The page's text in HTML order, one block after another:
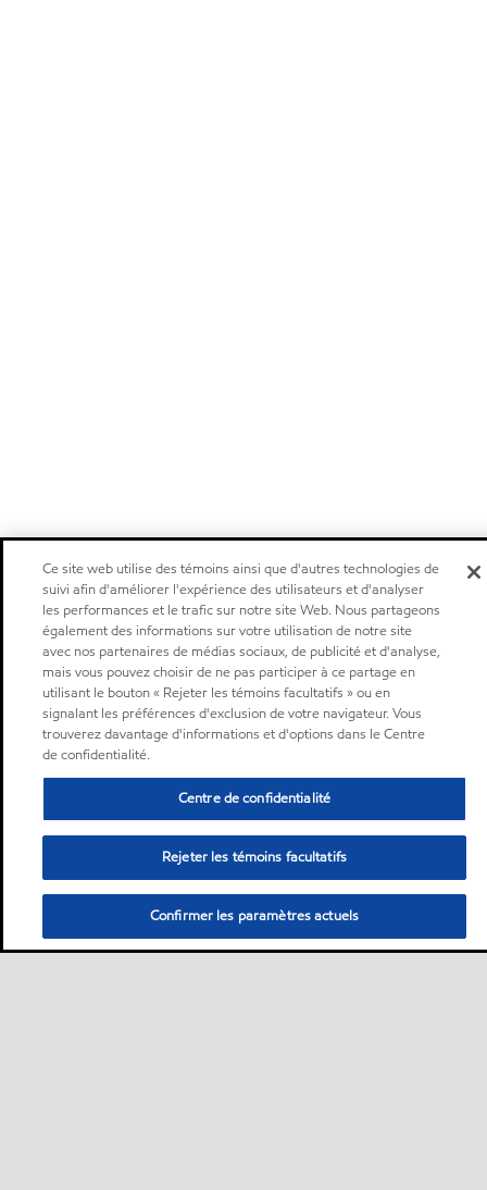
Ce site web utilise des témoins ainsi que d'autres technologies de
suivi afin d'améliorer l'expérience des utilisateurs et d'analyser
les performances et le trafic sur notre site Web. Nous partageons
également des informations sur votre utilisation de notre site
avec nos partenaires de médias sociaux, de publicité et d'analyse,
mais vous pouvez choisir de ne pas participer à ce partage en
utilisant le bouton « Rejeter les témoins facultatifs » ou en
signalant les préférences d'exclusion de votre navigateur. Vous
trouverez davantage d'informations et d'options dans le Centre
de confidentialité.
Centre de confidentialité
Rejeter les témoins facultatifs
Confirmer les paramètres actuels